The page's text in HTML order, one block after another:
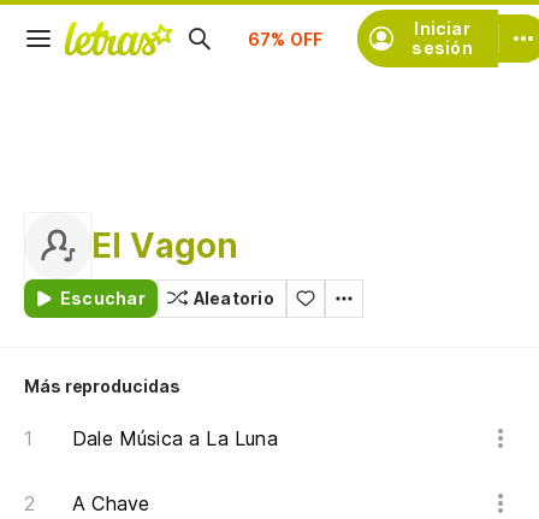
Iniciar
sesión
Suscríbete
El Vagon
Escuchar Aleatorio
Más reproducidas
Dale Música a La Luna
A Chave